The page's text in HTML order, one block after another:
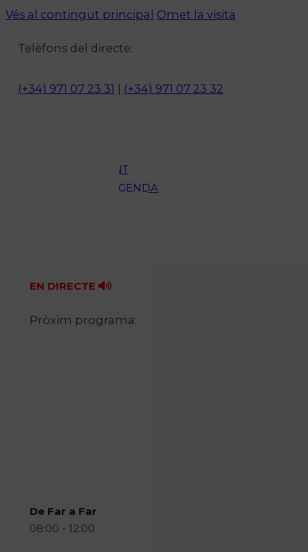
Vés al contingut principal Omet la visita
Telèfons del directe:
(+34) 971 07 23 31 (+34) 971 07 23 32
OCI
AMBIENT
AGENDA
Fes-te'n soci!
EN DIRECTE
Pròxim programa:
De Far a Far
08:00 - 12:00